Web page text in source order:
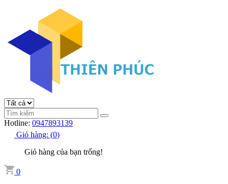
Hotline: 0947893139
Giỏ hàng: (0)
Giỏ hàng của bạn trống!
0